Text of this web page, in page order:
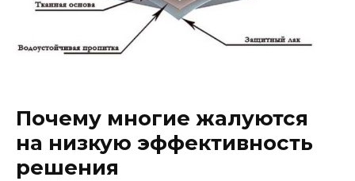
Почему многие жалуются
на низкую эффективность
решения